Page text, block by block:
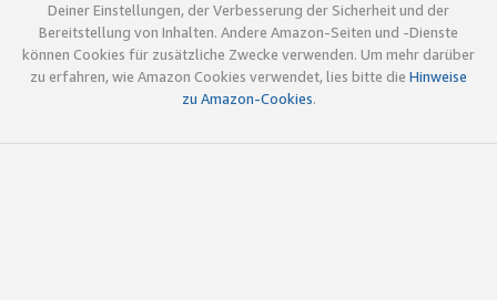
Deiner Einstellungen, der Verbesserung der Sicherheit und der
Bereitstellung von Inhalten. Andere Amazon-Seiten und -Dienste
können Cookies für zusätzliche Zwecke verwenden. Um mehr darüber
zu erfahren, wie Amazon Cookies verwendet, lies bitte die Hinweise
zu Amazon-Cookies.